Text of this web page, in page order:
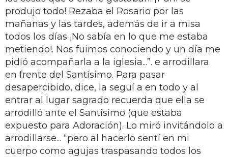
produjo todo! Rezaba el Rosario por las
mañanas y las tardes, además de ir a misa
todos los días ¡No sabía en lo que me estaba
metiendo!. Nos fuimos conociendo y un día me
pidió acompañarla a la iglesia...”. e arrodillara
en frente del Santísimo. Para pasar
desapercibido, dice, la seguí a en todo y al
entrar al lugar sagrado recuerda que ella se
arrodilló ante el Santísimo (que estaba
expuesto para Adoración). Lo miró invitándolo a
arrodillarse... “pero al hacerlo sentí en mi
cuerpo como agujas traspasando todos los